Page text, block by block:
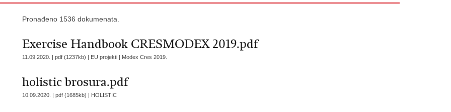
Pronađeno 1536 dokumenata.
Exercise Handbook CRESMODEX 2019.pdf
11.09.2020. | pdf (1237kb) | EU projekti | Modex Cres 2019.
holistic brosura.pdf
10.09.2020. | pdf (1685kb) | HOLISTIC